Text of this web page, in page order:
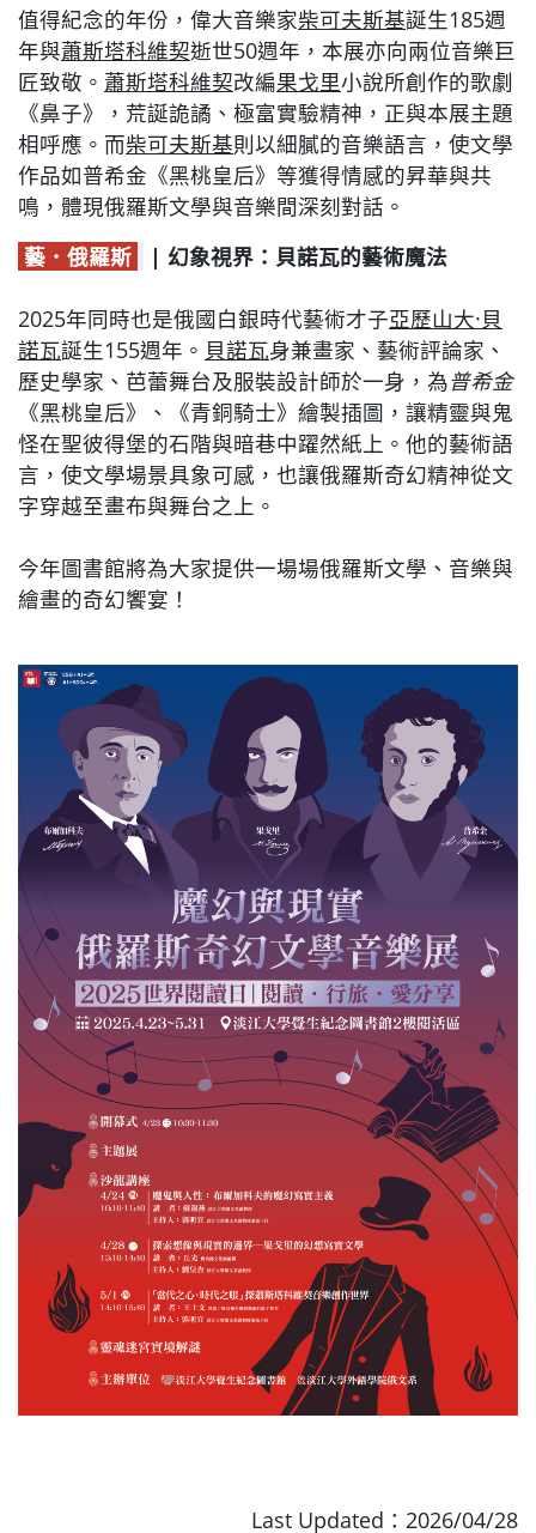
值得紀念的年份，偉大音樂家柴可夫斯基誕生185週
年與蕭斯塔科維契逝世50週年，本展亦向兩位音樂巨
匠致敬。 蕭斯塔科維契改編果戈里小說所創作的歌劇
《鼻子》，荒誕詭譎、極富實驗精神，正與本展主題
相呼應。而柴可夫斯基則以細膩的音樂語言，使文學
作品如普希金《黑桃皇后》等獲得情感的昇華與共
鳴，體現俄羅斯文學與音樂間深刻對話。
藝．俄羅斯
| 幻象視界：貝諾瓦的藝術魔法
2025年同時也是俄國白銀時代藝術才子亞歷山大·貝
諾瓦誕生155週年。 貝諾瓦身兼畫家、藝術評論家、
歷史學家、芭蕾舞台及服裝設計師於一身，為普希金
《黑桃皇后》、《青銅騎士》繪製插圖，讓精靈與鬼
怪在聖彼得堡的石階與暗巷中躍然紙上。他的藝術語
言，使文學場景具象可感，也讓俄羅斯奇幻精神從文
字穿越至畫布與舞台之上。
今年圖書館將為大家提供一場場俄羅斯文學、音樂與
繪畫的奇幻饗宴！
Last Updated：2026/04/28